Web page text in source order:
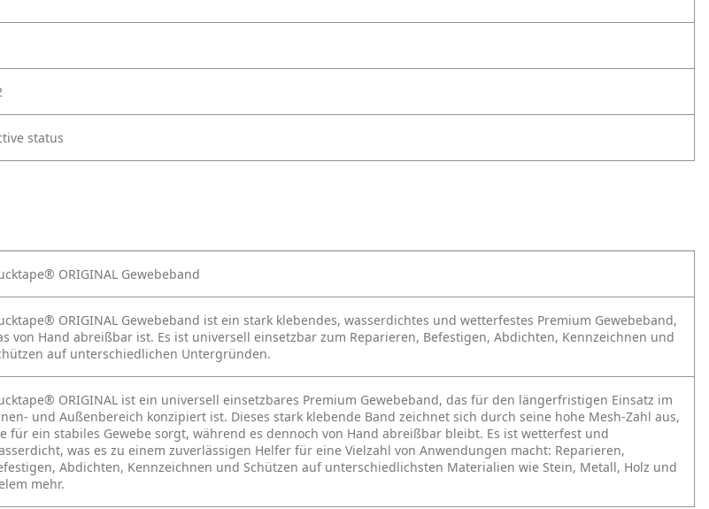
status
ORIGINAL Gewebeband
ORIGINAL Gewebeband ist ein stark klebendes, wasserdichtes und wetterfestes Premium Gewebeband,
von Hand abreißbar ist. Es ist universell einsetzbar zum Reparieren, Befestigen, Abdichten, Kennzeichnen und
auf unterschiedlichen Untergründen.
ORIGINAL ist ein universell einsetzbares Premium Gewebeband, das für den längerfristigen Einsatz im
und Außenbereich konzipiert ist. Dieses stark klebende Band zeichnet sich durch seine hohe Mesh-Zahl aus,
für ein stabiles Gewebe sorgt, während es dennoch von Hand abreißbar bleibt. Es ist wetterfest und
was es zu einem zuverlässigen Helfer für eine Vielzahl von Anwendungen macht: Reparieren,
Abdichten, Kennzeichnen und Schützen auf unterschiedlichsten Materialien wie Stein, Metall, Holz und
mehr.